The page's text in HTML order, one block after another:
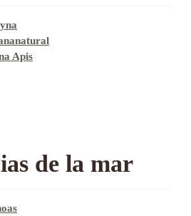
Apis
de la mar